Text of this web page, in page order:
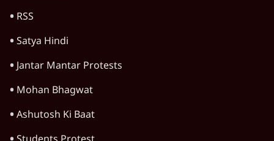
RSS
Satya Hindi
Jantar Mantar Protests
Mohan Bhagwat
Ashutosh Ki Baat